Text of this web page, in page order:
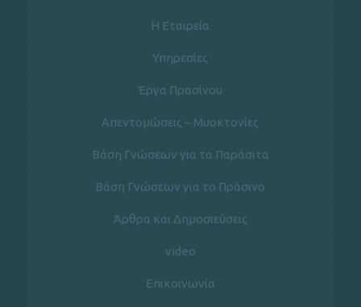
Η Εταιρεία
Υπηρεσίες
Έργα Πρασίνου
Απεντομώσεις – Μυοκτονίες
Βάση Γνώσεων για τα Παράσιτα
Βάση Γνώσεων για το Πράσινο
Άρθρα και Δημοσιεύσεις
video
Επικοινωνία